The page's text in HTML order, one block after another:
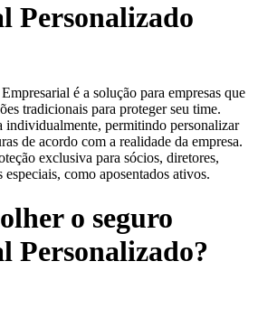
Personalizado
é a solução para empresas que
tradicionais para proteger seu time.
individualmente, permitindo personalizar
de acordo com a realidade da empresa.
exclusiva para sócios, diretores,
como aposentados ativos.
o seguro
Personalizado?